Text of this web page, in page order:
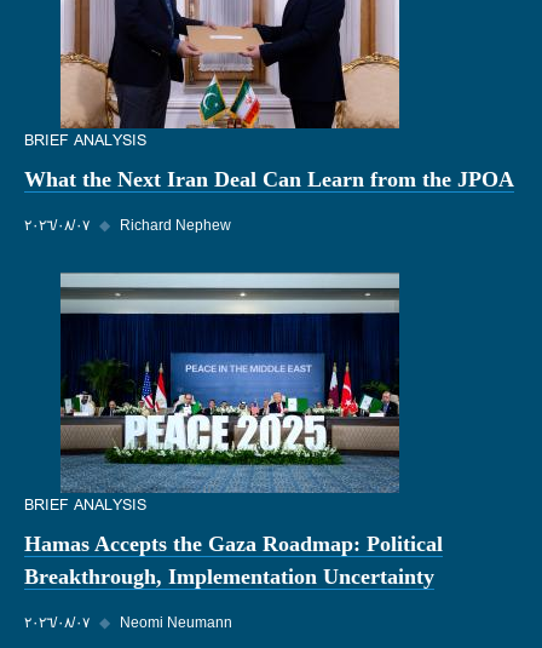
BRIEF ANALYSIS
What the Next Iran Deal Can Learn from the JPOA
٠٧‏/٠٨‏/٢٠٢٦ ◆ Richard Nephew
BRIEF ANALYSIS
Hamas Accepts the Gaza Roadmap: Political
Breakthrough, Implementation Uncertainty
٠٧‏/٠٨‏/٢٠٢٦ ◆ Neomi Neumann